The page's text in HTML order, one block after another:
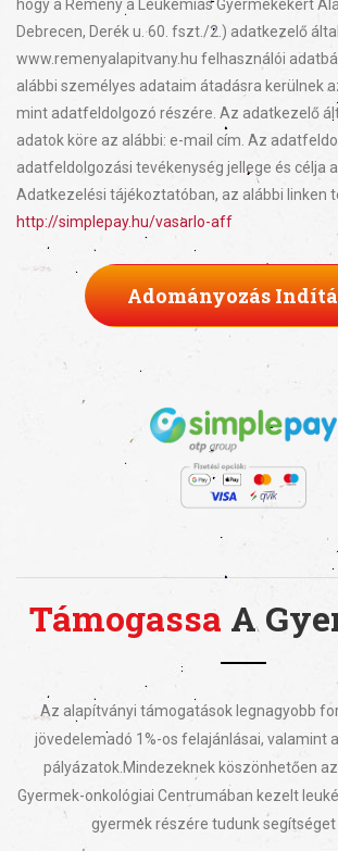
hogy a Remény a Leukémiás Gyermekekért
Debrecen, Derék u. 60. fszt./2.) adatkezelő
www.remenyalapitvany.hu felhasználói
alábbi személyes adataim átadásra kerülnek
mint adatfeldolgozó részére. Az adatkezelő
adatok köre az alábbi: e-mail cím. Az
adatfeldolgozási tevékenység jellege és célja
Adatkezelési tájékoztatóban, az alábbi linken
http://simplepay.hu/vasarlo-aff
Adományozás
Támogassa A
Az alapítványi támogatások legnagyobb
jövedelemadó 1%-os felajánlásai, valamint
pályázatok.Mindezeknek köszönhetően
Gyermek-onkológiai Centrumában kezelt
gyermek részére tudunk segítséget